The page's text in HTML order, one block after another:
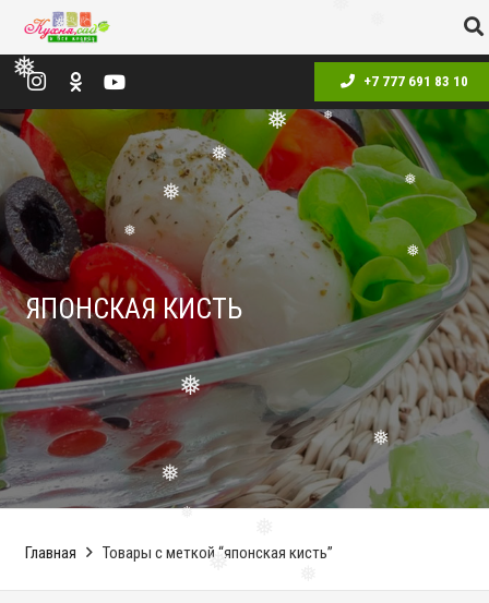
❅
❅
❅
❅
❅
❅
❅
❅
❅
❅
❅
+7 777 691 83 10
ЯПОНСКАЯ КИСТЬ
Главная Товары с меткой “японская кисть”